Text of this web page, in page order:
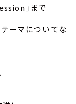
」まで
ーマについてな